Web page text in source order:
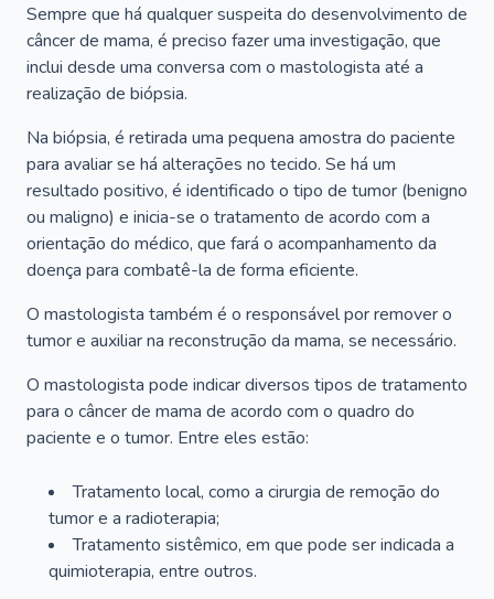
Sempre que há qualquer suspeita do desenvolvimento de
câncer de mama, é preciso fazer uma investigação, que
inclui desde uma conversa com o mastologista até a
realização de biópsia.
Na biópsia, é retirada uma pequena amostra do paciente
para avaliar se há alterações no tecido. Se há um
resultado positivo, é identificado o tipo de tumor (benigno
ou maligno) e inicia-se o tratamento de acordo com a
orientação do médico, que fará o acompanhamento da
doença para combatê-la de forma eficiente.
O mastologista também é o responsável por remover o
tumor e auxiliar na reconstrução da mama, se necessário.
O mastologista pode indicar diversos tipos de tratamento
para o câncer de mama de acordo com o quadro do
paciente e o tumor. Entre eles estão:
Tratamento local, como a cirurgia de remoção do
tumor e a radioterapia;
Tratamento sistêmico, em que pode ser indicada a
quimioterapia, entre outros.